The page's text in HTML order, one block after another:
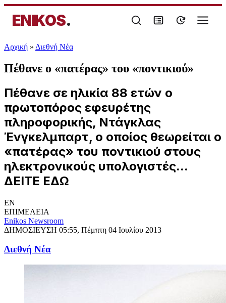
ENIKOS.
Αρχική » Διεθνή Νέα
Πέθανε ο «πατέρας» του «ποντικιού»
Πέθανε σε ηλικία 88 ετών ο
πρωτοπόρος εφευρέτης
πληροφορικής, Ντάγκλας
Ένγκελμπαρτ, ο οποίος θεωρείται ο
«πατέρας» του ποντικιού στους
ηλεκτρονικούς υπολογιστές...
ΔΕΙΤΕ ΕΔΩ
EN
ΕΠΙΜΕΛΕΙΑ
Enikos Newsroom
ΔΗΜΟΣΙΕΥΣΗ 05:55, Πέμπτη 04 Ιουλίου 2013
Διεθνή Νέα